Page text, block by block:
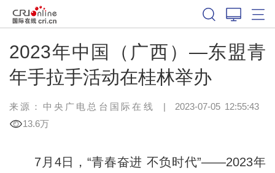
2023年中国（广西）—东盟青
年手拉手活动在桂林举办
来源：中央广电总台国际在线 | 2023-07-05 12:55:43
13.6万
7月4日，“青春奋进 不负时代”——2023年